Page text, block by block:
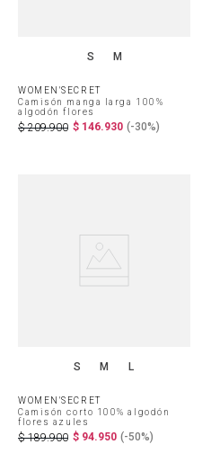
S M
WOMEN'SECRET
Camisón manga larga 100%
algodón flores
$ 209.900 $ 146.930 (-30%)
S M L
WOMEN'SECRET
Camisón corto 100% algodón
flores azules
$ 189.900 $ 94.950 (-50%)